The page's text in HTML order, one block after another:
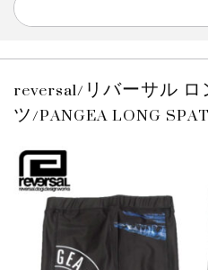
reversal/リバーサル
ツ/PANGEA LONG